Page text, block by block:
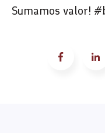
Sumamos valor!